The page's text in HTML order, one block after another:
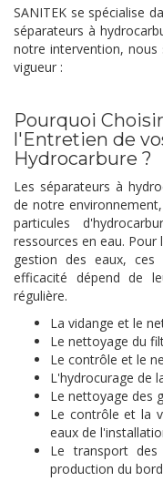
SANITEK se spécialise
séparateurs à
notre intervention, nous
vigueur :
Pourquoi
l'Entretien de
Hydrocarbure ?
Les séparateurs à
de notre
particules
ressources en eau. Pour
gestion des eaux, ces
efficacité dépend de
régulière.
La vidange et le
Le nettoyage du
Le contrôle et le
L'hydrocurage de
Le nettoyage des
Le contrôle et la
eaux de
Le transport
production du